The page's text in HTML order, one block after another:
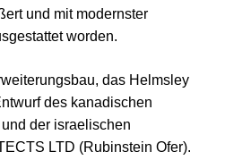
und mit modernster
worden.
das Helmsley
des kanadischen
der israelischen
LTD (Rubinstein Ofer).